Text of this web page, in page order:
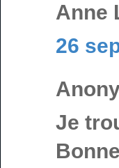
Anne
26
Je